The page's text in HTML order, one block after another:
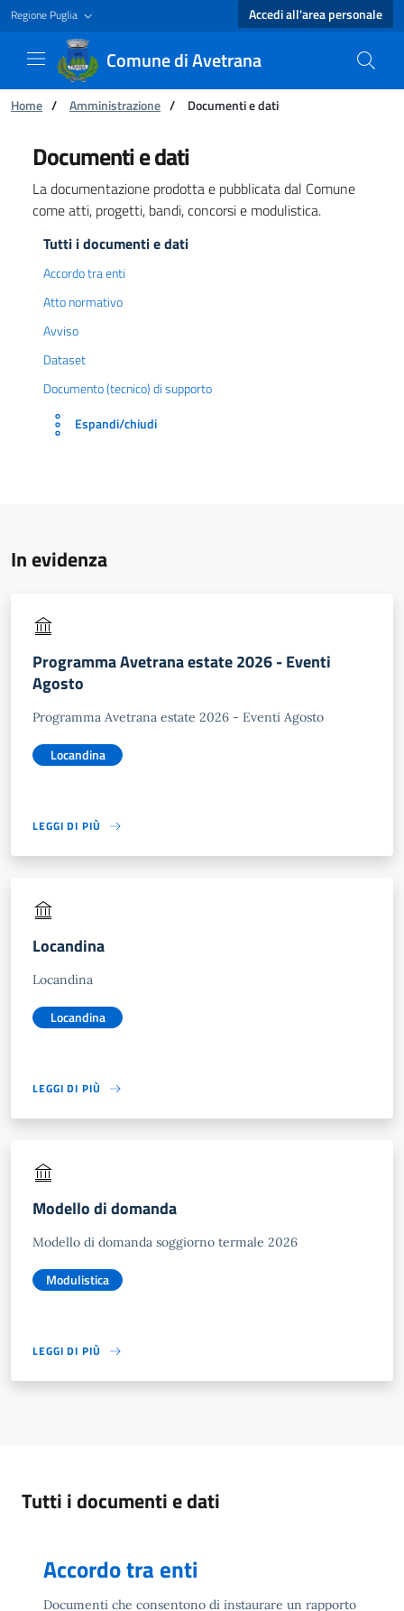
Regione Puglia Accedi all'area personale
Comune di Avetrana
Ti trovi in:
Home / Amministrazione / Documenti e dati
Documenti e dati - Comune di Avetrana
Documenti e dati
La documentazione prodotta e pubblicata dal Comune
come atti, progetti, bandi, concorsi e modulistica.
Tutti i documenti e dati
Accordo tra enti
Atto normativo
Avviso
Dataset
Documento (tecnico) di supporto
Espandi/chiudi
In evidenza
Programma Avetrana estate 2026 - Eventi
Agosto
Programma Avetrana estate 2026 - Eventi Agosto
Locandina
LEGGI DI PIÙ
Locandina
Locandina
Locandina
LEGGI DI PIÙ
Modello di domanda
Modello di domanda soggiorno termale 2026
Modulistica
LEGGI DI PIÙ
Tutti i documenti e dati
Accordo tra enti
Documenti che consentono di instaurare un rapporto